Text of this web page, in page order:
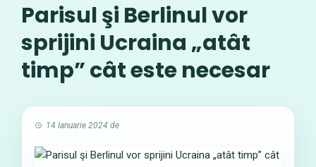
Parisul şi Berlinul vor
sprijini Ucraina „atât
timp” cât este necesar
14 Ianuarie 2024 de